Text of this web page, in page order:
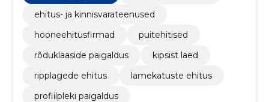
ehitus- ja kinnisvarateenused
hooneehitusfirmad
puitehitised
rõduklaaside paigaldus
kipsist laed
ripplagede ehitus
lamekatuste ehitus
profiilpleki paigaldus